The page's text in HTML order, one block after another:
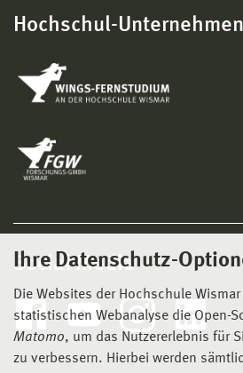
Ihre Datenschutz-
Die Websites der Hochschule
statistischen Webanalyse die Open-
Matomo, um das Nutzererlebnis für
zu verbessern. Hierbei werden
Hochschul-Unternehmen
Social Media